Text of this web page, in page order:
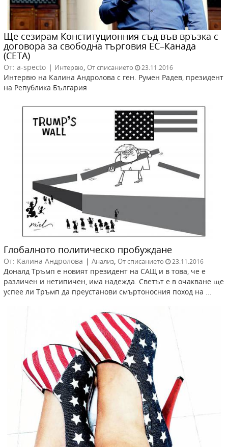
Ще сезирам Конституционния съд във връзка с
договора за свободна търговия ЕС–Канада
(СЕТА)
От: a-specto | Интервю, От списанието 23.11.2016
Интервю на Калина Андролова с ген. Румен Радев, президент
на Република България
Глобалното политическо пробуждане
От: Калина Андролова | Анализ, От списанието 23.11.2016
Доналд Тръмп е новият президент на САЩ и в това, че е
различен и нетипичен, има надежда. Светът е в очакване ще
успее ли Тръмп да преустанови смъртоносния поход на ...